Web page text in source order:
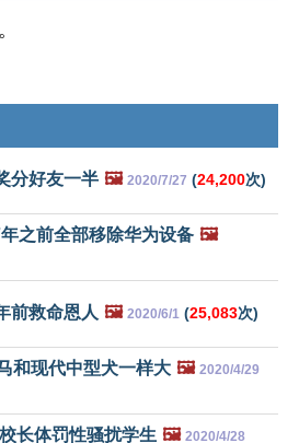
分好友一半 🖼️ 2020/7/27 (24,200次)
之前全部移除华为设备 🖼️
前救命恩人 🖼️ 2020/6/1 (25,083次)
和现代中型犬一样大 🖼️ 2020/4/29
长体罚性骚扰学生 🖼️ 2020/4/28